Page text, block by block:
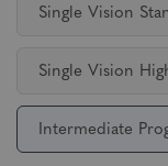
Single Vision
Single Vision
Intermediate